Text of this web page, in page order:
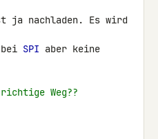
ja nachladen. Es wird
SPI aber keine
Weg??